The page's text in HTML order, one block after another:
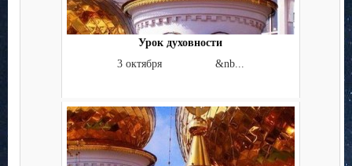
Урок духовности
3 октября &nb...